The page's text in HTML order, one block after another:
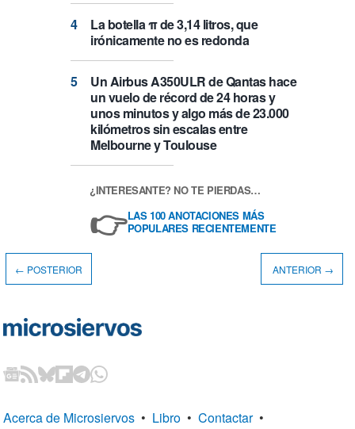
La botella π de 3,14 litros, que
irónicamente no es redonda
Un Airbus A350ULR de Qantas hace
un vuelo de récord de 24 horas y
unos minutos y algo más de 23.000
kilómetros sin escalas entre
Melbourne y Toulouse
¿INTERESANTE? NO TE PIERDAS…
👉LAS 100 ANOTACIONES MÁS
POPULARES RECIENTEMENTE
← POSTERIOR ANTERIOR →
Acerca de Microsiervos • Libro • Contactar •